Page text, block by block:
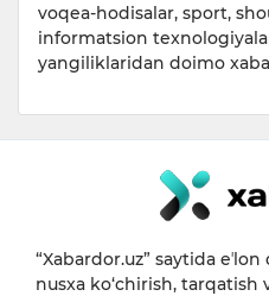
voqea-hodisalar, sport,
informatsion
yangiliklaridan doimo
“Xabardor.uz” saytida
nusxa ko‘chirish, tarqatish